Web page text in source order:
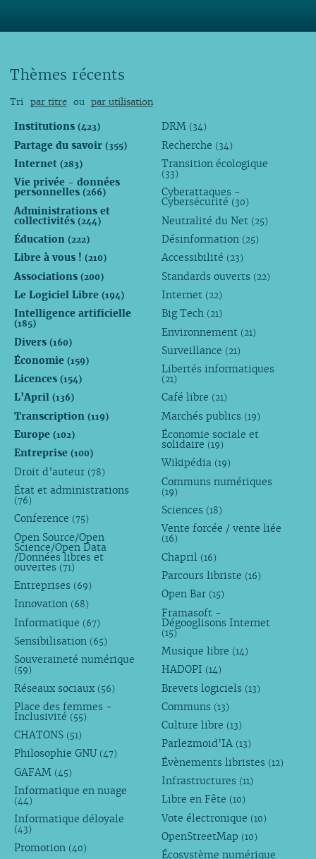
Thèmes récents
Tri par titre ou par utilisation
Institutions (423)
Partage du savoir (355)
Internet (283)
Vie privée - données
personnelles (266)
Administrations et
collectivités (244)
Éducation (222)
Libre à vous ! (210)
Associations (200)
Le Logiciel Libre (194)
Intelligence artificielle
(185)
Divers (160)
Économie (159)
Licences (154)
L’April (136)
Transcription (119)
Europe (102)
Entreprise (100)
Droit d’auteur (78)
État et administrations
(76)
Conference (75)
Open Source/Open
Science/Open Data
/Données libres et
ouvertes (71)
Entreprises (69)
Innovation (68)
Informatique (67)
Sensibilisation (65)
Souveraineté numérique
(59)
Réseaux sociaux (56)
Place des femmes -
Inclusivité (55)
CHATONS (51)
Philosophie GNU (47)
GAFAM (45)
Informatique en nuage
(44)
Informatique déloyale
(43)
Promotion (40)
DRM (34)
Recherche (34)
Transition écologique
(33)
Cyberattaques -
Cybersécurité (30)
Neutralité du Net (25)
Désinformation (25)
Accessibilité (23)
Standards ouverts (22)
Internet (22)
Big Tech (21)
Environnement (21)
Surveillance (21)
Libertés informatiques
(21)
Café libre (21)
Marchés publics (19)
Économie sociale et
solidaire (19)
Wikipédia (19)
Communs numériques
(19)
Sciences (18)
Vente forcée / vente liée
(16)
Chapril (16)
Parcours libriste (16)
Open Bar (15)
Framasoft -
Dégooglisons Internet
(15)
Musique libre (14)
HADOPI (14)
Brevets logiciels (13)
Communs (13)
Culture libre (13)
Parlezmoid’IA (13)
Évènements libristes (12)
Infrastructures (11)
Libre en Fête (10)
Vote électronique (10)
OpenStreetMap (10)
Écosystème numérique